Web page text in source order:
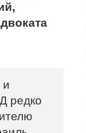
и
редко